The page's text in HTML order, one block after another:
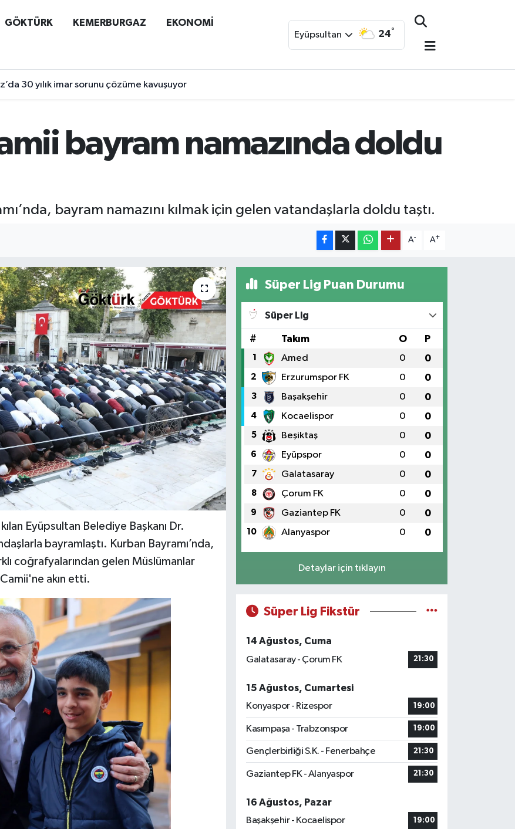
GÖKTÜRK KEMERBURGAZ EKONOMİ
Eyüpsultan 24°
30 yılık imar sorunu çözüme kavuşuyor
bayram namazında doldu
bayram namazını kılmak için gelen vatandaşlarla doldu taştı.
A- A+
Eyüpsultan Belediye Başkanı Dr.
bayramlaştı. Kurban Bayramı’nda,
coğrafyalarından gelen Müslümanlar
Camii'ne akın etti.
Süper Lig Puan Durumu
Süper Lig
# Takım O P
1 Amed 0 0
2 Erzurumspor FK 0 0
3 Başakşehir 0 0
4 Kocaelispor 0 0
5 Beşiktaş 0 0
6 Eyüpspor 0 0
7 Galatasaray 0 0
8 Çorum FK 0 0
9 Gaziantep FK 0 0
10 Alanyaspor 0 0
Detaylar için tıklayın
Süper Lig Fikstür
14 Ağustos, Cuma
Galatasaray - Çorum FK
21:30
15 Ağustos, Cumartesi
Konyaspor - Rizespor
19:00
Kasımpaşa - Trabzonspor 19:00
Gençlerbirliği S.K. - Fenerbahçe 21:30
Gaziantep FK - Alanyaspor 21:30
16 Ağustos, Pazar
Başakşehir - Kocaelispor
19:00